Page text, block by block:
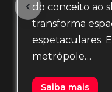
do conceito ao
transforma
espetaculares.
metrópole…
Saiba mais